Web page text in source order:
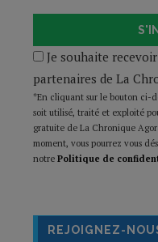
Je souhaite
partenaires de La
*En cliquant sur le bouton ci-
soit utilisé, traité et exploité
gratuite de La Chronique
moment, vous pourrez vous
notre Politique de
REJOIGNEZ-